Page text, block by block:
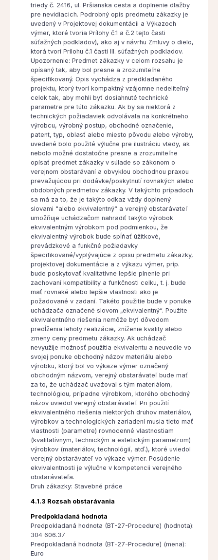
triedy č. 2416, ul. Pršianska cesta a doplnenie dlažby
pre nevidiacich. Podrobný opis predmetu zákazky je
uvedený v Projektovej dokumentácii a Výkazoch
výmer, ktoré tvoria Prílohy č.1 a č.2 tejto časti
súťažných podkladov), ako aj v návrhu Zmluvy o dielo,
ktorá tvorí Prílohu č.1 časti III. súťažných podkladov.
Upozornenie: Predmet zákazky v celom rozsahu je
opísaný tak, aby bol presne a zrozumiteľne
špecifikovaný. Opis vychádza z predkladaného
projektu, ktorý tvorí kompaktný vzájomne nedeliteľný
celok tak, aby mohli byť dosiahnuté technické
parametre pre túto zákazku. Ak by sa niektorá z
technických požiadaviek odvolávala na konkrétneho
výrobcu, výrobný postup, obchodné označenie,
patent, typ, oblasť alebo miesto pôvodu alebo výroby,
uvedené bolo použité výlučne pre ilustráciu vtedy, ak
nebolo možné dostatočne presne a zrozumiteľne
opísať predmet zákazky v súlade so zákonom o
verejnom obstarávaní a obvyklou obchodnou praxou
prevažujúcou pri dodávke/poskytnutí rovnakých alebo
obdobných predmetov zákazky. V takýchto prípadoch
sa má za to, že je takýto odkaz vždy doplnený
slovami "alebo ekvivalentný“ a verejný obstarávateľ
umožňuje uchádzačom nahradiť takýto výrobok
ekvivalentným výrobkom pod podmienkou, že
ekvivalentný výrobok bude spĺňať úžitkové,
prevádzkové a funkčné požiadavky
špecifikované/vyplývajúce z opisu predmetu zákazky,
projektovej dokumentácie a z výkazu výmer, príp.
bude poskytovať kvalitatívne lepšie plnenie pri
zachovaní kompatibility a funkčnosti celku, t. j. bude
mať rovnaké alebo lepšie vlastnosti ako je
požadované v zadaní. Takéto použitie bude v ponuke
uchádzača označené slovom „ekvivalentný“. Použite
ekvivalentného riešenia nemôže byť dôvodom
predĺženia lehoty realizácie, zníženie kvality alebo
zmeny ceny predmetu zákazky. Ak uchádzač
nevyužije možnosť použitia ekvivalentu a neuvedie vo
svojej ponuke obchodný názov materiálu alebo
výrobku, ktorý bol vo výkaze výmer označený
obchodným názvom, verejný obstarávateľ bude mať
za to, že uchádzač uvažoval s tým materiálom,
technológiou, prípadne výrobkom, ktorého obchodný
názov uviedol verejný obstarávateľ. Pri použití
ekvivalentného riešenia niektorých druhov materiálov,
výrobkov a technologických zariadení musia tieto mať
vlastnosti (parametre) rovnocenné vlastnostiam
(kvalitatívnym, technickým a estetickým parametrom)
výrobkov (materiálov, technológií, atď.), ktoré uviedol
verejný obstarávateľ vo výkaze výmer. Posúdenie
ekvivalentnosti je výlučne v kompetencii verejného
obstarávateľa.
Druh zákazky: Stavebné práce
4.1.3 Rozsah obstarávania
Predpokladaná hodnota
Predpokladaná hodnota (BT-27-Procedure) (hodnota):
304 606.37
Predpokladaná hodnota (BT-27-Procedure) (mena):
Euro